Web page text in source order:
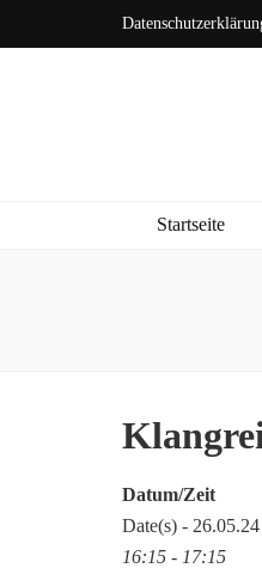
Startseite
Datum/Zeit
Date(s) - 26.05.24
16:15 - 17:15